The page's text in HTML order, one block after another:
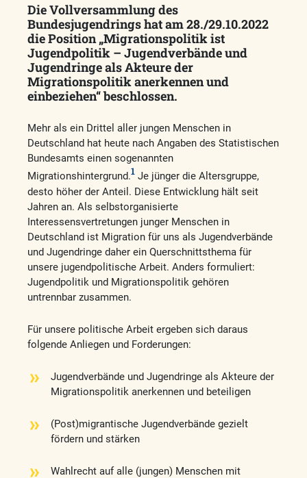
Die Vollversammlung des
Bundesjugendrings hat am 28./29.10.2022
die Position „Migrationspolitik ist
Jugendpolitik – Jugendverbände und
Jugendringe als Akteure der
Migrationspolitik anerkennen und
einbeziehen“ beschlossen.
Mehr als ein Drittel aller jungen Menschen in
Deutschland hat heute nach Angaben des Statistischen
Bundesamts einen sogenannten
Migrationshintergrund.1 Je jünger die Altersgruppe,
desto höher der Anteil. Diese Entwicklung hält seit
Jahren an. Als selbstorganisierte
Interessensvertretungen junger Menschen in
Deutschland ist Migration für uns als Jugendverbände
und Jugendringe daher ein Querschnittsthema für
unsere jugendpolitische Arbeit. Anders formuliert:
Jugendpolitik und Migrationspolitik gehören
untrennbar zusammen.
Für unsere politische Arbeit ergeben sich daraus
folgende Anliegen und Forderungen:
Jugendverbände und Jugendringe als Akteure der
Migrationspolitik anerkennen und beteiligen
(Post)migrantische Jugendverbände gezielt
fördern und stärken
Wahlrecht auf alle (jungen) Menschen mit